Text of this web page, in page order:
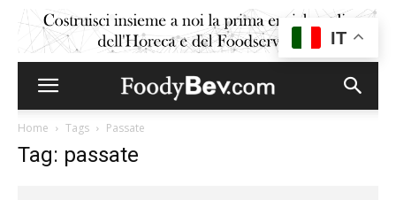
Home Tags Passate
Tag: passate
IT